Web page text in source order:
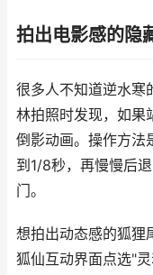
拍出电影感的隐
很多人不知道逆水寒
林拍照时发现，如果
倒影动画。操作方法
到1/8秒，再慢慢后
门。
想拍出动态感的狐狸
狐仙互动界面点选"